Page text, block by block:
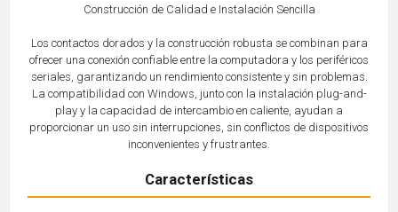
Construcción de Calidad e Instalación Sencilla
Los contactos dorados y la construcción robusta se combinan para
ofrecer una conexión confiable entre la computadora y los periféricos
seriales, garantizando un rendimiento consistente y sin problemas.
La compatibilidad con Windows, junto con la instalación plug-and-
play y la capacidad de intercambio en caliente, ayudan a
proporcionar un uso sin interrupciones, sin conflictos de dispositivos
inconvenientes y frustrantes.
Características